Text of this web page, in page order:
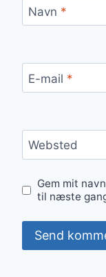
Navn *
E-mail *
Websted
Gem mit
til næste